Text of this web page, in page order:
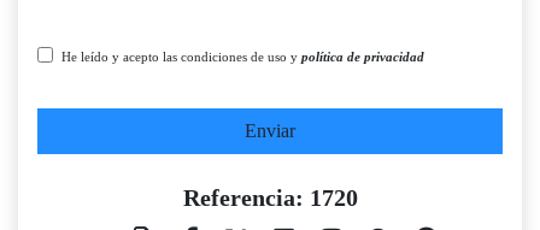
He leído y acepto las condiciones de uso y política de privacidad
Enviar
Referencia: 1720